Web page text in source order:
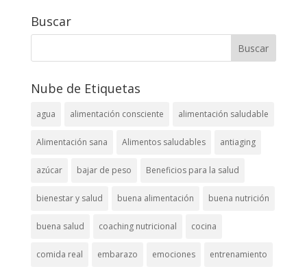
Buscar
Nube de Etiquetas
agua alimentación consciente alimentación saludable
Alimentación sana Alimentos saludables antiaging
azúcar bajar de peso Beneficios para la salud
bienestar y salud buena alimentación buena nutrición
buena salud coaching nutricional cocina
comida real embarazo emociones entrenamiento